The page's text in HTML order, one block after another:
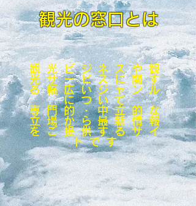
観光の窓口とは
観光ビジネスや観
光サービスに関す
る幅広いジャンル
について
専門的・中立的な
立場から最新情報
をご提供するサイ
トです